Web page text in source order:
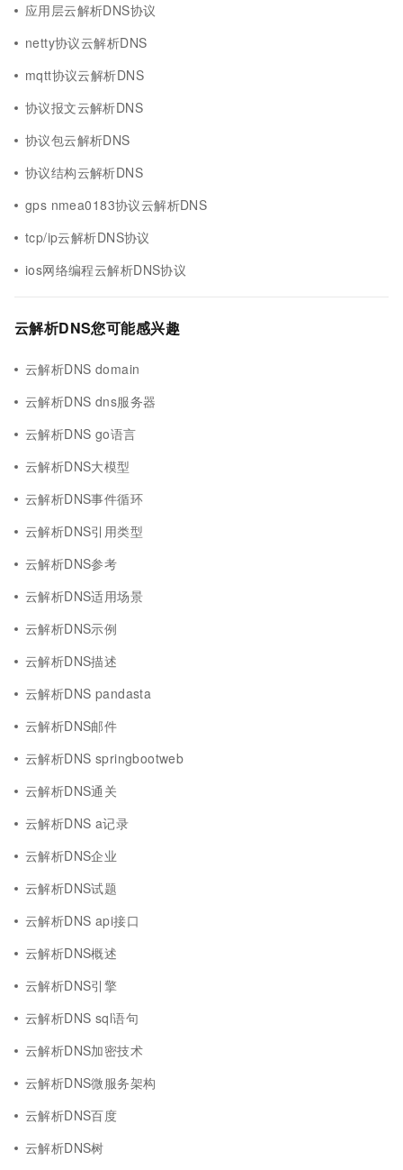
应用层云解析DNS协议
netty协议云解析DNS
mqtt协议云解析DNS
协议报文云解析DNS
协议包云解析DNS
协议结构云解析DNS
gps nmea0183协议云解析DNS
tcp/ip云解析DNS协议
ios网络编程云解析DNS协议
云解析DNS您可能感兴趣
云解析DNS domain
云解析DNS dns服务器
云解析DNS go语言
云解析DNS大模型
云解析DNS事件循环
云解析DNS引用类型
云解析DNS参考
云解析DNS适用场景
云解析DNS示例
云解析DNS描述
云解析DNS pandasta
云解析DNS邮件
云解析DNS springbootweb
云解析DNS通关
云解析DNS a记录
云解析DNS企业
云解析DNS试题
云解析DNS api接口
云解析DNS概述
云解析DNS引擎
云解析DNS sql语句
云解析DNS加密技术
云解析DNS微服务架构
云解析DNS百度
云解析DNS树